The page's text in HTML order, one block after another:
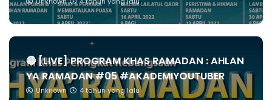
🔴 [LIVE] PROGRAM KHAS RAMADAN : AHLAN
YA RAMADAN #05 #AKADEMIYOUTUBER
Unknown 4 tahun yang lalu